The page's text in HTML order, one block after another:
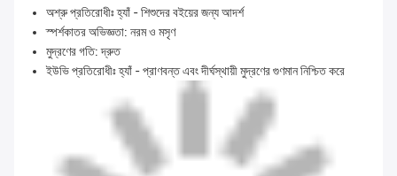
অশ্রু প্রতিরোধীঃ হ্যাঁ - শিশুদের বইয়ের জন্য আদর্শ
স্পর্শকাতর অভিজ্ঞতা: নরম ও মসৃণ
মুদ্রণের গতি: দ্রুত
ইউভি প্রতিরোধীঃ হ্যাঁ - প্রাণবন্ত এবং দীর্ঘস্থায়ী মুদ্রণের গুণমান নিশ্চিত করে